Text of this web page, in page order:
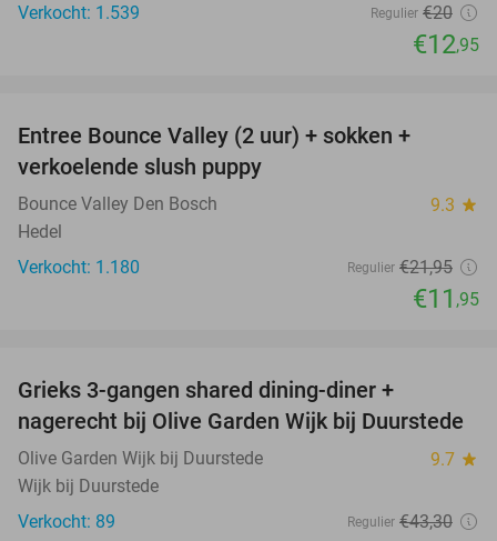
Verkocht: 1.539
Regulier €20
€12,95
Entree Bounce Valley (2 uur) + sokken +
verkoelende slush puppy
Bounce Valley Den Bosch 9.3 star
Hedel
Verkocht: 1.180
Regulier €21,95
€11 ,95
Grieks 3-gangen shared dining-diner +
nagerecht bij Olive Garden Wijk bij Duurstede
Olive Garden Wijk bij Duurstede 9.7 star
Wijk bij Duurstede
Verkocht: 89
Regulier €43,30